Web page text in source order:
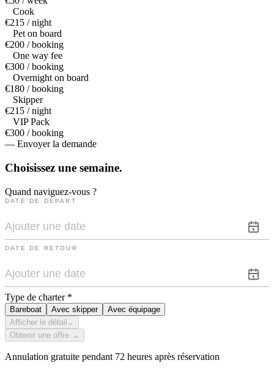
Cook
€215 / night
Pet on board
€200 / booking
One way fee
€300 / booking
Overnight on board
€180 / booking
Skipper
€215 / night
VIP Pack
€300 / booking
— Envoyer la demande
Choisissez une semaine.
Quand naviguez-vous ?
DATE DE DÉPART
DATE DE RETOUR
Type de charter *
Bareboat Avec skipper
Avec équipage
Afficher le détail ⌄
Obtenir une offre →
Annulation gratuite pendant 72 heures après réservation